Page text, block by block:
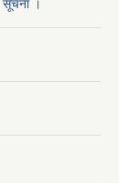
सूचना ।